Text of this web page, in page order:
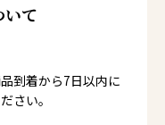
いて
到着から7日以内に
さい。